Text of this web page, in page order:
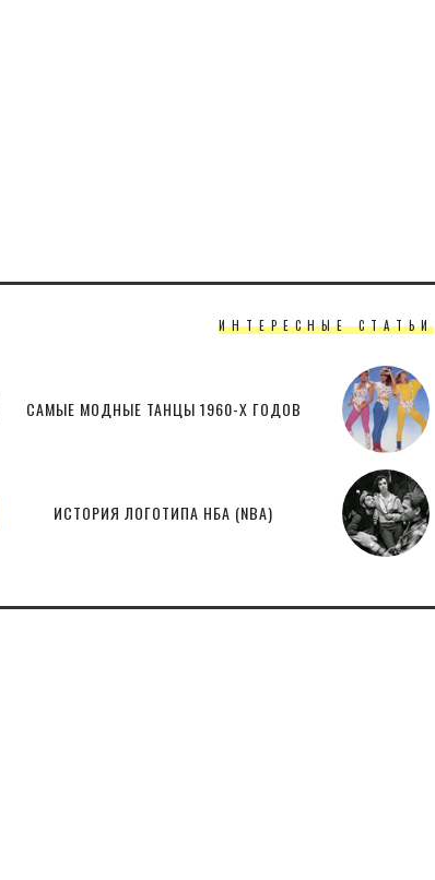
ИНТЕРЕСНЫЕ СТАТЬИ
САМЫЕ МОДНЫЕ ТАНЦЫ 1960-Х ГОДОВ
ИСТОРИЯ ЛОГОТИПА НБА (NBA)